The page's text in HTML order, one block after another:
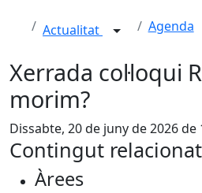
Actualitat Agenda
Xerrada col·loqui
morim?
Dissabte, 20 de juny de 2026 de
Contingut relacionat
Àrees